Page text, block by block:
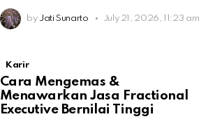
by Jati Sunarto July 21, 2026, 11:23 am
Karir
Cara Mengemas &
Menawarkan Jasa Fractional
Executive Bernilai Tinggi